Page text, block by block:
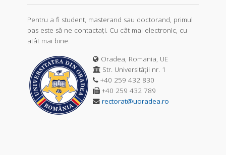
Pentru a fi student, masterand sau doctorand, primul
pas este să ne contactați. Cu cât mai electronic, cu
atât mai bine.
Oradea, Romania, UE
Str. Universității nr. 1
+40 259 432 830
+40 259 432 789
rectorat@uoradea.ro